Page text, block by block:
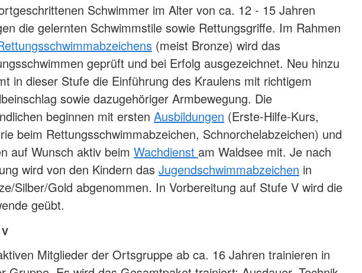
Schwimmer im Alter von ca. 12 - 15 Jahren
die gelernten Schwimmstile sowie Rettungsgriffe. Im Rahmen
(meist Bronze) wird das
geprüft und bei Erfolg ausgezeichnet. Neu hinzu
in dieser Stufe die Einführung des Kraulens mit richtigem
sowie dazugehöriger Armbewegung. Die
beginnen mit ersten Ausbildungen (Erste-Hilfe-Kurs,
beim Rettungsschwimmabzeichen, Schnorchelabzeichen) und
auf Wunsch aktiv beim Wachdienst am Waldsee mit. Je nach
wird von den Kindern das Jugendschwimmabzeichen in
Silber/Gold abgenommen. In Vorbereitung auf Stufe V wird die
geübt.
Mitglieder der Ortsgruppe ab ca. 16 Jahren trainieren in